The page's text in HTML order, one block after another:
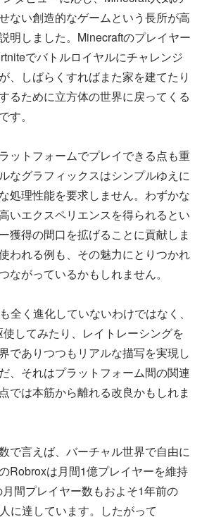
ない創造的なゲームという長所が高
明しました。Minecraftのプレイヤー
でバトルロイヤルにチャレンジ
、しばらくすればまた家を建てたり
るために立方体の世界に戻ってくる
す。
ットフォームでプレイできる点も重
なグラフィックスはシンプルゆえに
処理性能を要求しません。わずかな
いエクスペリエンスを得られるとい
獲得の間口を拡げることに貢献しま
われる例も、その魅力にとりつかれ
ながっているかもしれません。
全く進化していないわけではなく、
してみたり、レイトレーシングを
でありつつもリアルな描写を実現し
、それはプラットフォーム間の関連
では本筋から離れる改良かもしれま
で言えば、バーチャル世界で自由に
Robroxは月間1億プレイヤーを維持
間プレイヤー数もおよそ1年前の
に達しています。したがって